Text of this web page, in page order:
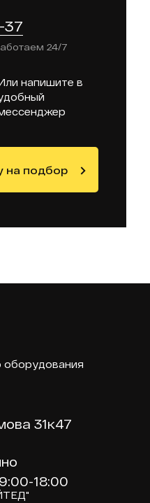
37
24/7
напишите в
на подбор
оборудования
31к47
18:00